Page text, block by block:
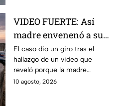
VIDEO FUERTE: Así
madre envenenó a sus
hijos antes de acabar
en un tanque de agua
en India
El caso dio un giro tras el
hallazgo de un video que
reveló porque la madre
envenenó a sus hijos en India;
10 agosto, 2026